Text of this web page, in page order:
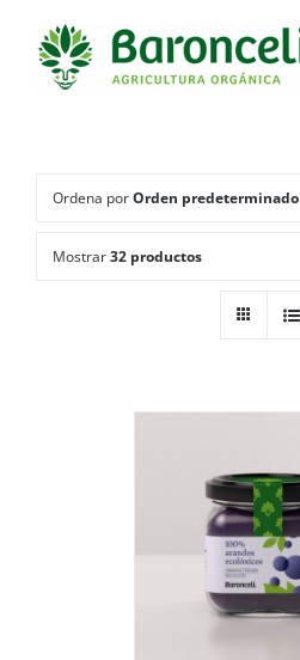
Ordena porOrden predeterminado
Mostrar32 productos